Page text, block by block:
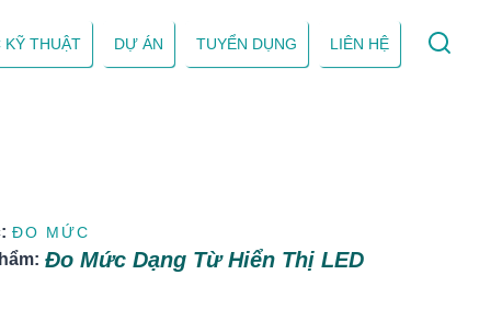
KỸ THUẬT DỰ ÁN TUYỂN DỤNG LIÊN HỆ
ĐO MỨC
Đo Mức Dạng Từ Hiển Thị LED